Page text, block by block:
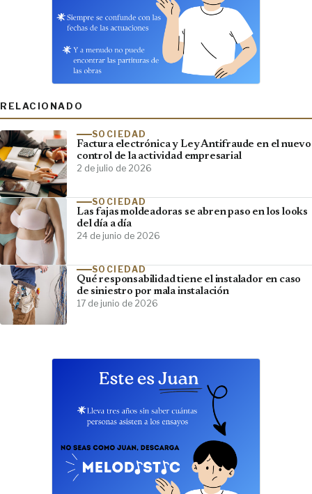
RELACIONADO
SOCIEDAD
Factura electrónica y Ley Antifraude en el nuevo
control de la actividad empresarial
2 de julio de 2026
SOCIEDAD
Las fajas moldeadoras se abren paso en los looks
del día a día
24 de junio de 2026
SOCIEDAD
Qué responsabilidad tiene el instalador en caso
de siniestro por mala instalación
17 de junio de 2026